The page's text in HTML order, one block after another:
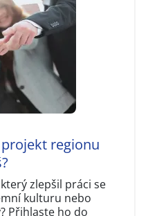
projekt regionu
zlepšil práci se
kulturu nebo
Přihlaste ho do